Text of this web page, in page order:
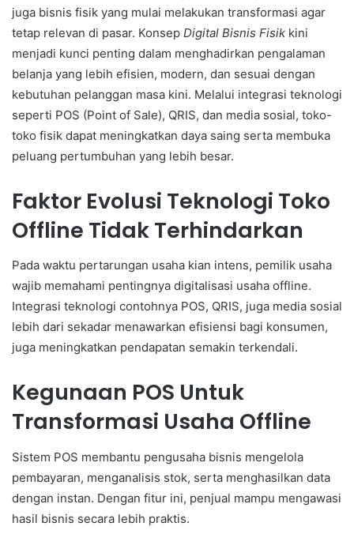
juga bisnis fisik yang mulai melakukan transformasi agar
tetap relevan di pasar. Konsep Digital Bisnis Fisik kini
menjadi kunci penting dalam menghadirkan pengalaman
belanja yang lebih efisien, modern, dan sesuai dengan
kebutuhan pelanggan masa kini. Melalui integrasi teknologi
seperti POS (Point of Sale), QRIS, dan media sosial, toko-
toko fisik dapat meningkatkan daya saing serta membuka
peluang pertumbuhan yang lebih besar.
Faktor Evolusi Teknologi Toko
Offline Tidak Terhindarkan
Pada waktu pertarungan usaha kian intens, pemilik usaha
wajib memahami pentingnya digitalisasi usaha offline.
Integrasi teknologi contohnya POS, QRIS, juga media sosial
lebih dari sekadar menawarkan efisiensi bagi konsumen,
juga meningkatkan pendapatan semakin terkendali.
Kegunaan POS Untuk
Transformasi Usaha Offline
Sistem POS membantu pengusaha bisnis mengelola
pembayaran, menganalisis stok, serta menghasilkan data
dengan instan. Dengan fitur ini, penjual mampu mengawasi
hasil bisnis secara lebih praktis.